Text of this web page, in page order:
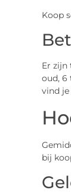
Koop
Er zijn
oud, 6
vind
bij